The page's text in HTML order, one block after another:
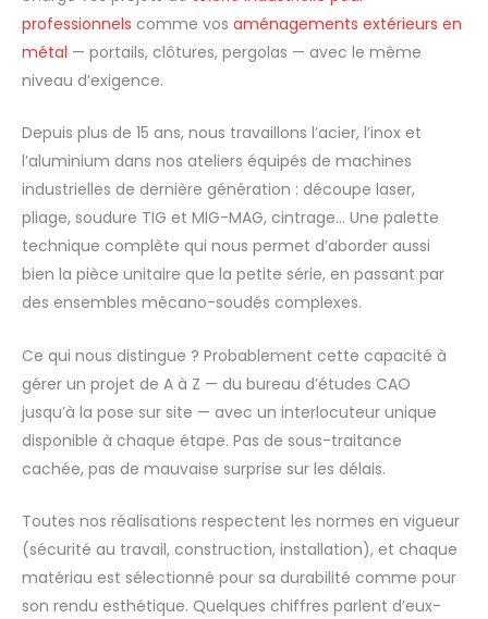
professionnels comme vos aménagements extérieurs en
métal — portails, clôtures, pergolas — avec le même
niveau d’exigence.
Depuis plus de 15 ans, nous travaillons l’acier, l’inox et
l’aluminium dans nos ateliers équipés de machines
industrielles de dernière génération : découpe laser,
pliage, soudure TIG et MIG-MAG, cintrage… Une palette
technique complète qui nous permet d’aborder aussi
bien la pièce unitaire que la petite série, en passant par
des ensembles mécano-soudés complexes.
Ce qui nous distingue ? Probablement cette capacité à
gérer un projet de A à Z — du bureau d’études CAO
jusqu’à la pose sur site — avec un interlocuteur unique
disponible à chaque étape. Pas de sous-traitance
cachée, pas de mauvaise surprise sur les délais.
Toutes nos réalisations respectent les normes en vigueur
(sécurité au travail, construction, installation), et chaque
matériau est sélectionné pour sa durabilité comme pour
son rendu esthétique. Quelques chiffres parlent d’eux-